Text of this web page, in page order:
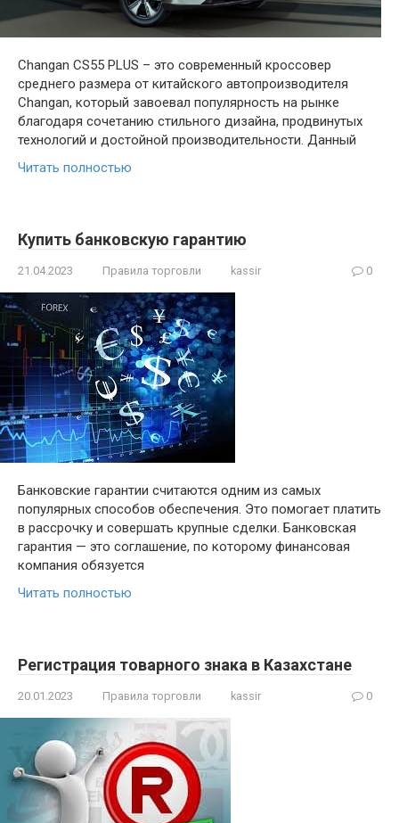
Changan CS55 PLUS – это современный кроссовер
среднего размера от китайского автопроизводителя
Changan, который завоевал популярность на рынке
благодаря сочетанию стильного дизайна, продвинутых
технологий и достойной производительности. Данный
Читать полностью
Купить банковскую гарантию
21.04.2023 Правила торговли kassir 0
Банковские гарантии считаются одним из самых
популярных способов обеспечения. Это помогает платить
в рассрочку и совершать крупные сделки. Банковская
гарантия — это соглашение, по которому финансовая
компания обязуется
Читать полностью
Регистрация товарного знака в Казахстане
20.01.2023 Правила торговли kassir 0